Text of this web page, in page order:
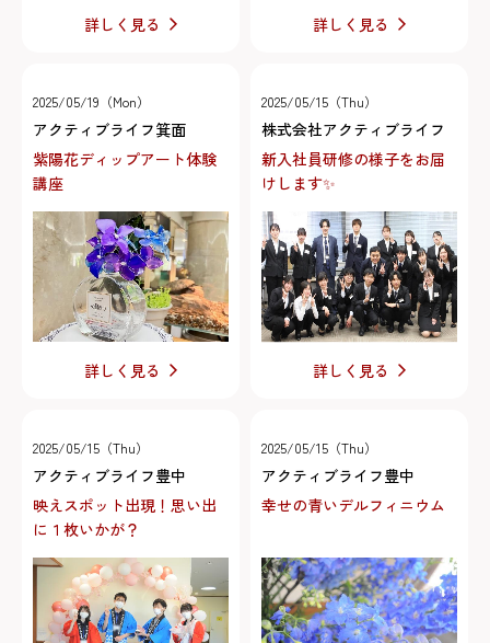
詳しく見る 詳しく見る
2025/05/19（Mon）
アクティブライフ箕面
紫陽花ディップアート体験
講座
詳しく見る
2025/05/15（Thu）
株式会社アクティブライフ
新入社員研修の様子をお届
けします✨
詳しく見る
2025/05/15（Thu）
アクティブライフ豊中
映えスポット出現！思い出
に１枚いかが？
2025/05/15（Thu）
アクティブライフ豊中
幸せの青いデルフィニウム